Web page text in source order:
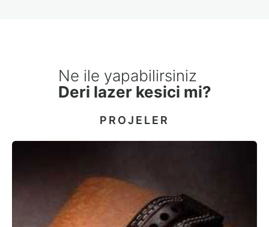
Ne ile yapabilirsiniz
Deri lazer kesici mi?
PROJELER